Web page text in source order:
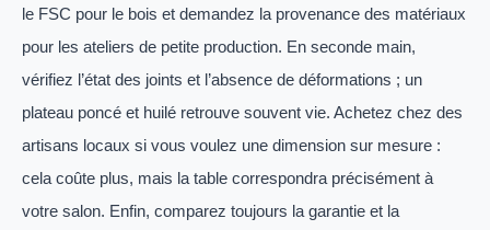
le FSC pour le bois et demandez la provenance des matériaux
pour les ateliers de petite production. En seconde main,
vérifiez l’état des joints et l’absence de déformations ; un
plateau poncé et huilé retrouve souvent vie. Achetez chez des
artisans locaux si vous voulez une dimension sur mesure :
cela coûte plus, mais la table correspondra précisément à
votre salon. Enfin, comparez toujours la garantie et la